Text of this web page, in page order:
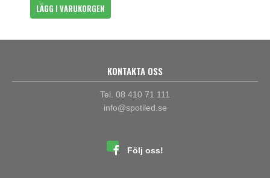
LÄGG I VARUKORGEN
KONTAKTA OSS
Tel. 08 410 71 111
info@spotiled.se
Följ oss!